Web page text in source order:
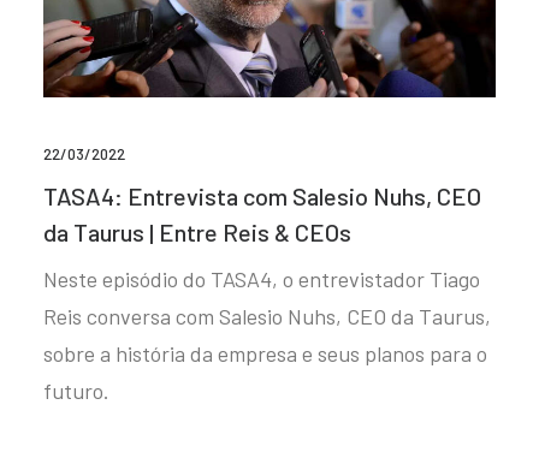
22/03/2022
TASA4: Entrevista com Salesio Nuhs, CEO
da Taurus | Entre Reis & CEOs
Neste episódio do TASA4, o entrevistador Tiago
Reis conversa com Salesio Nuhs, CEO da Taurus,
sobre a história da empresa e seus planos para o
futuro.